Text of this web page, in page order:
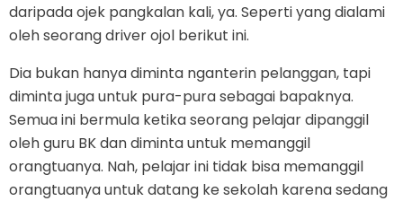
daripada ojek pangkalan kali, ya. Seperti yang dialami
oleh seorang driver ojol berikut ini.
Dia bukan hanya diminta nganterin pelanggan, tapi
diminta juga untuk pura-pura sebagai bapaknya.
Semua ini bermula ketika seorang pelajar dipanggil
oleh guru BK dan diminta untuk memanggil
orangtuanya. Nah, pelajar ini tidak bisa memanggil
orangtuanya untuk datang ke sekolah karena sedang